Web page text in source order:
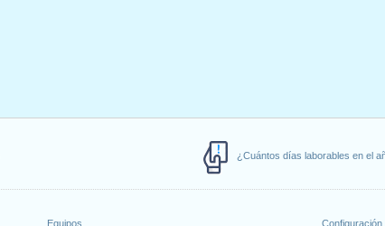
¿Cuántos días laborables en el
Equipos
Configuración